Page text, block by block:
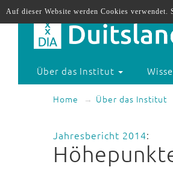
Über das Institut
Home Über das Institut
Jahresbericht 2014:
Auf dieser Website werden Cookies verwendet.